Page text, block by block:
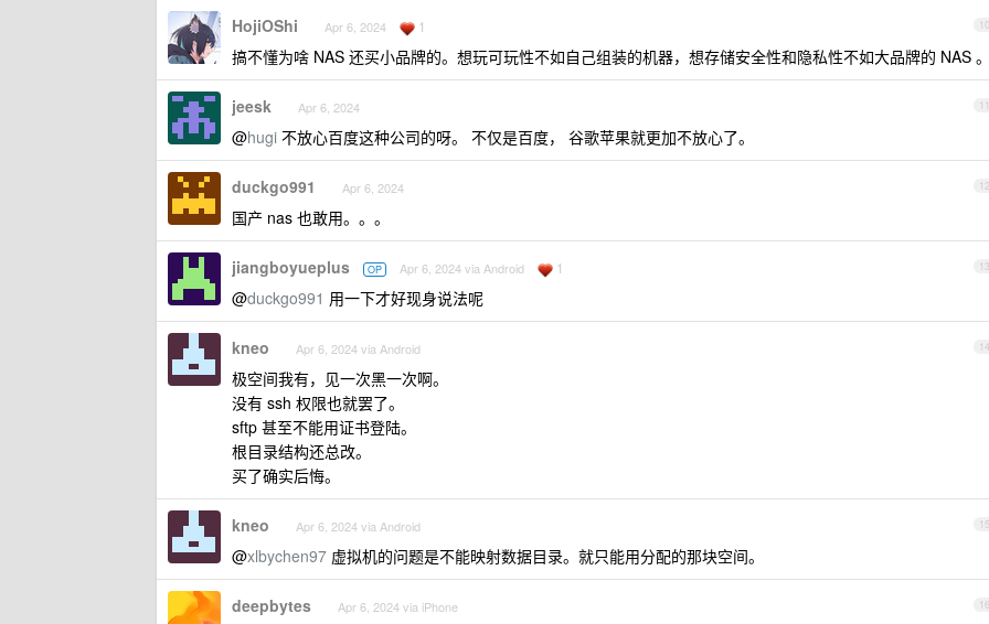
10
HojiOShi Apr 6, 2024 1
搞不懂为啥 NAS 还买小品牌的。想玩可玩性不如自己组装的机器，想存储安全性和隐私性不如大品牌的 NAS 。
11
jeesk Apr 6, 2024
@hugi 不放心百度这种公司的呀。 不仅是百度， 谷歌苹果就更加不放心了。
12
duckgo991 Apr 6, 2024
国产 nas 也敢用。。。
13
jiangboyueplus OP Apr 6, 2024 via Android 1
@duckgo991 用一下才好现身说法呢
14
kneo Apr 6, 2024 via Android
极空间我有，见一次黑一次啊。
没有 ssh 权限也就罢了。
sftp 甚至不能用证书登陆。
根目录结构还总改。
买了确实后悔。
15
kneo Apr 6, 2024 via Android
@xlbychen97 虚拟机的问题是不能映射数据目录。就只能用分配的那块空间。
16
deepbytes Apr 6, 2024 via iPhone